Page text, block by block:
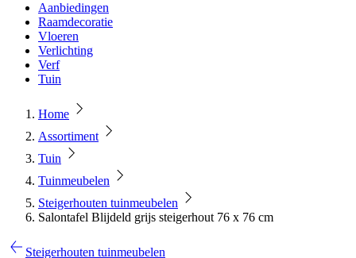
Aanbiedingen
Raamdecoratie
Vloeren
Verlichting
Verf
Tuin
Home
Assortiment
Tuin
Tuinmeubelen
Steigerhouten tuinmeubelen
Salontafel Blijdeld grijs steigerhout 76 x 76 cm
Steigerhouten tuinmeubelen